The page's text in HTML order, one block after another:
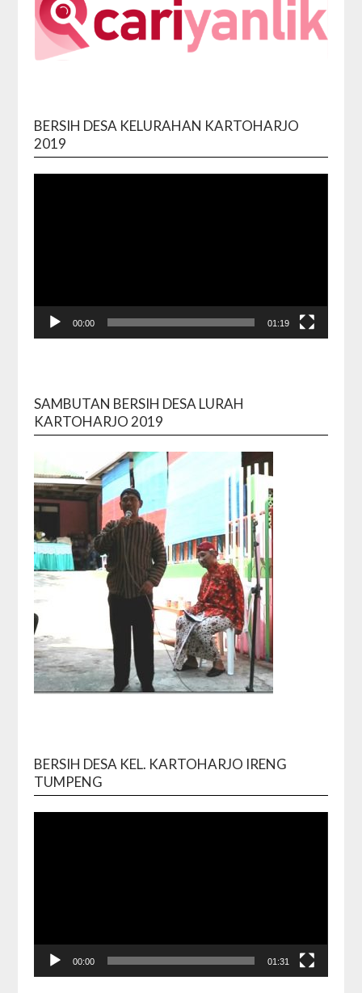
BERSIH DESA KELURAHAN KARTOHARJO
2019
00:00 01:19
SAMBUTAN BERSIH DESA LURAH
KARTOHARJO 2019
BERSIH DESA KEL. KARTOHARJO IRENG
TUMPENG
00:00 01:31